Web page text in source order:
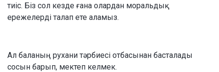
тиіс. Біз сол кезде ғана олардан моральдық
ережелерді талап ете аламыз.
Ал баланың рухани тәрбиесі отбасынан басталады
сосын барып, мектеп келмек.